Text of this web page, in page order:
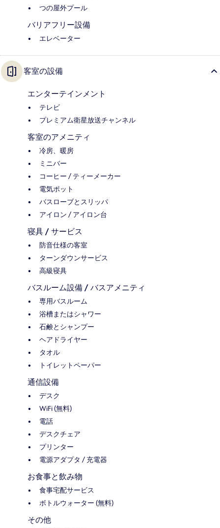
つの屋外プール
バリアフリー設備
エレベーター
客室の設備
エンターテインメント
テレビ
プレミアム衛星放送チャンネル
客室のアメニティ
冷房、暖房
ミニバー
コーヒー / ティーメーカー
電気ポット
バスローブとスリッパ
アイロン / アイロン台
寝具 / サービス
防音仕様の客室
ターンダウンサービス
高級寝具
バスルーム設備 / バスアメニティ
専用バスルーム
浴槽またはシャワー
石鹸とシャンプー
ヘアドライヤー
タオル
トイレットペーパー
通信設備
デスク
WiFi (無料)
電話
デスクチェア
プリンター
電源アダプタ / 充電器
お食事と飲み物
食事宅配サービス
ボトルウォーター (無料)
その他